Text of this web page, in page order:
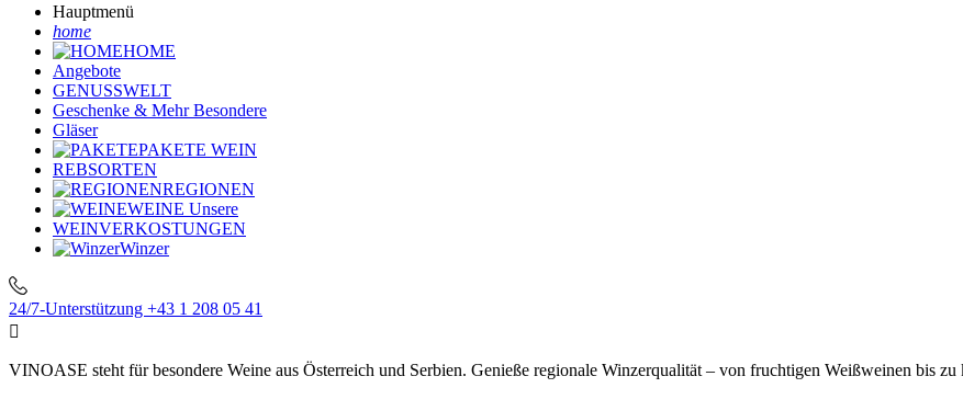
Hauptmenü
home
HOME
Angebote
GENUSSWELT
Geschenke & MehrBesondere
Gläser
PAKETE WEIN
REBSORTEN
REGIONEN
WEINE Unsere
WEINVERKOSTUNGEN
Winzer
24/7-Unterstützung +43 1 208 05 41

VINOASE steht für besondere Weine aus Österreich und Serbien. Genieße regionale Winzerqualität – von fruchtigen Weißweinen bis